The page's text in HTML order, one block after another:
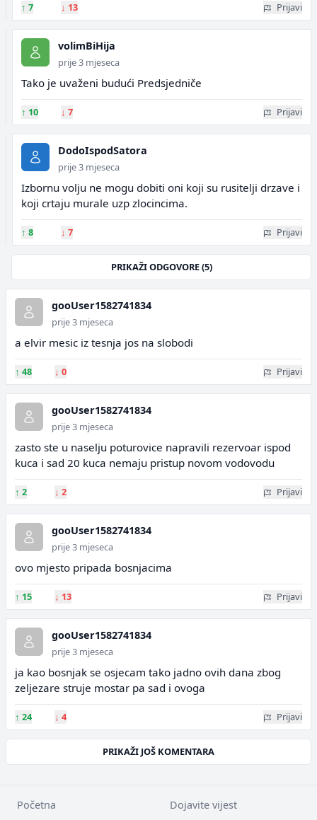
↑ 7 ↓ 13 Prijavi
volimBiHija
prije 3 mjeseca
Tako je uvaženi budući Predsjedniče
↑ 10 ↓ 7 Prijavi
DodoIspodSatora
prije 3 mjeseca
Izbornu volju ne mogu dobiti oni koji su rusitelji drzave i
koji crtaju murale uzp zlocincima.
↑ 8 ↓ 7 Prijavi
PRIKAŽI ODGOVORE (5)
gooUser1582741834
prije 3 mjeseca
a elvir mesic iz tesnja jos na slobodi
↑ 48 ↓ 0 Prijavi
gooUser1582741834
prije 3 mjeseca
zasto ste u naselju poturovice napravili rezervoar ispod
kuca i sad 20 kuca nemaju pristup novom vodovodu
↑ 2 ↓ 2 Prijavi
gooUser1582741834
prije 3 mjeseca
ovo mjesto pripada bosnjacima
↑ 15 ↓ 13 Prijavi
gooUser1582741834
prije 3 mjeseca
ja kao bosnjak se osjecam tako jadno ovih dana zbog
zeljezare struje mostar pa sad i ovoga
↑ 24 ↓ 4 Prijavi
PRIKAŽI JOŠ KOMENTARA
Početna Dojavite vijest